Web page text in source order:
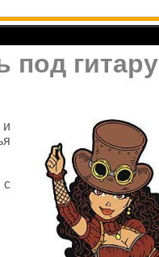
под гитару
с